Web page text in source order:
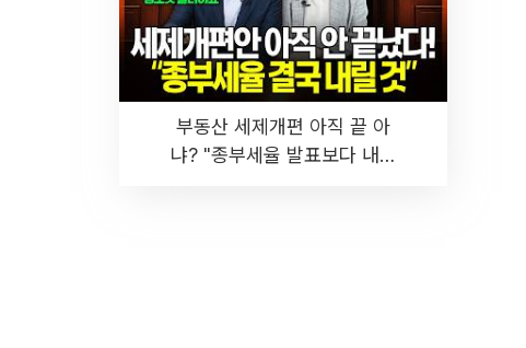
부동산 세제개편 아직 끝 아
냐? "종부세율 발표보다 내릴